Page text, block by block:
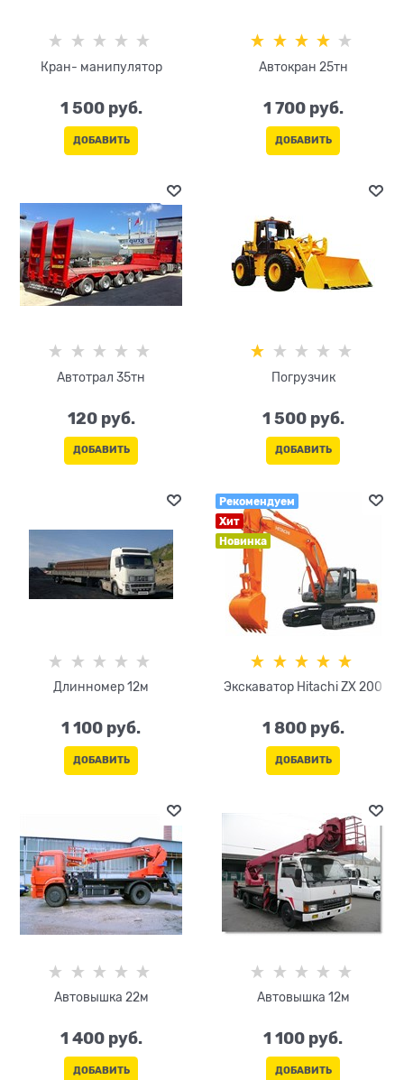
Кран- манипулятор
1 500 руб.
ДОБАВИТЬ
Автокран 25тн
1 700 руб.
ДОБАВИТЬ
Автотрал 35тн
120 руб.
ДОБАВИТЬ
Погрузчик
1 500 руб.
ДОБАВИТЬ
Длинномер 12м
1 100 руб.
ДОБАВИТЬ
Рекомендуем
Хит
Новинка
Экскаватор Hitachi ZX 200
1 800 руб.
ДОБАВИТЬ
Автовышка 22м
1 400 руб.
ДОБАВИТЬ
Автовышка 12м
1 100 руб.
ДОБАВИТЬ